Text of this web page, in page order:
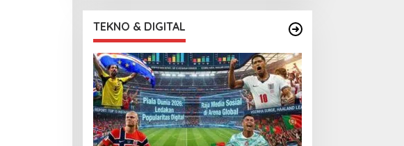
TEKNO & DIGITAL